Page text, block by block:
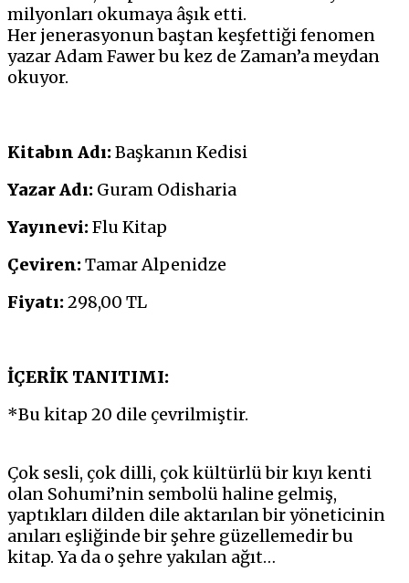
milyonları okumaya âşık etti.
Her jenerasyonun baştan keşfettiği fenomen
yazar Adam Fawer bu kez de Zaman’a meydan
okuyor.
Kitabın Adı:Başkanın Kedisi
Yazar Adı: Guram Odisharia
Yayınevi:Flu Kitap
Çeviren:Tamar Alpenidze
Fiyatı:298,00 TL
İÇERİK TANITIMI:
*Bu kitap 20 dile çevrilmiştir.
Çok sesli, çok dilli, çok kültürlü bir kıyı kenti
olan Sohumi’nin sembolü haline gelmiş,
yaptıkları dilden dile aktarılan bir yöneticinin
anıları eşliğinde bir şehre güzellemedir bu
kitap. Ya da o şehre yakılan ağıt…